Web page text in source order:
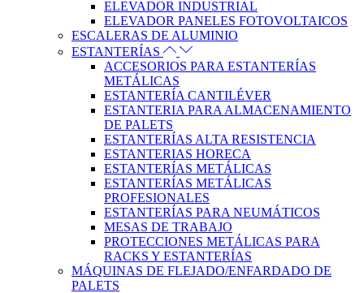
ELEVADOR INDUSTRIAL
ELEVADOR PANELES FOTOVOLTAICOS
ESCALERAS DE ALUMINIO
ESTANTERÍAS
ACCESORIOS PARA ESTANTERÍAS
METÁLICAS
ESTANTERÍA CANTILÉVER
ESTANTERIA PARA ALMACENAMIENTO
DE PALETS
ESTANTERÍAS ALTA RESISTENCIA
ESTANTERIAS HORECA
ESTANTERÍAS METÁLICAS
ESTANTERÍAS METÁLICAS
PROFESIONALES
ESTANTERÍAS PARA NEUMÁTICOS
MESAS DE TRABAJO
PROTECCIONES METÁLICAS PARA
RACKS Y ESTANTERÍAS
MÁQUINAS DE FLEJADO/ENFARDADO DE
PALETS